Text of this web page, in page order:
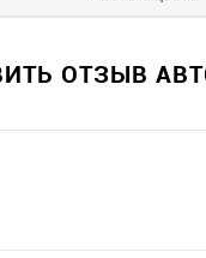
ОТЗЫВ